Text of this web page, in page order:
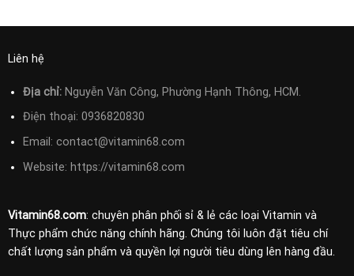
Liên hệ
Địa chỉ:Nguyễn Văn Công, Phường Hạnh Thông, HCM.
Điện thoại: 0936820830
Email: contact@vitamin68.com
Website: https://vitamin68.com
Vitamin68.com: chuyên phân phối sỉ & lẻ các loại Vitamin và
Thực phẩm chức năng chính hãng. Chúng tôi luôn đặt tiêu chí
chất lượng sản phẩm và quyền lợi người tiêu dùng lên hàng đầu.